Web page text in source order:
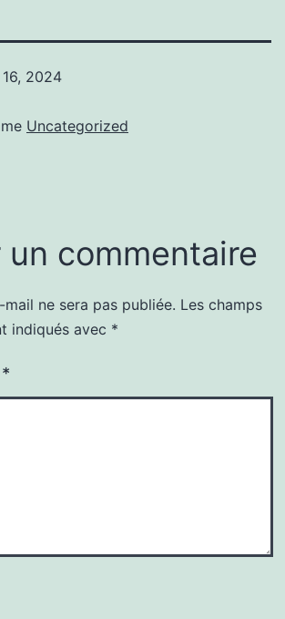
2024
Uncategorized
un commentaire
ne sera pas publiée. Les champs
indiqués avec *
*